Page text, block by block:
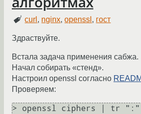
curl , nginx,openssl , гост
Здраствуйте.
Встала задача применения сабжа.
Начал собирать «стенд».
Настроил openssl согласно
Проверяем:
> openssl ciphers | tr